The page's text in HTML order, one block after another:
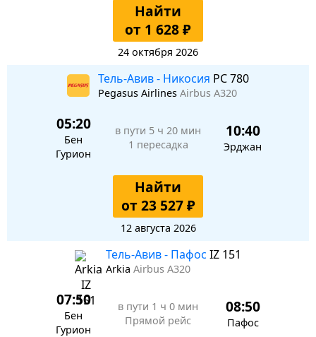
Найти
от 1 628 ₽
24 октября 2026
Тель-Авив - Никосия PC 780
Pegasus Airlines Airbus A320
05:20
Бен
Гурион
в пути 5 ч 20 мин
1 пересадка
10:40
Эрджан
Найти
от 23 527 ₽
12 августа 2026
Тель-Авив - Пафос IZ 151
Arkia Airbus A320
07:50
Бен
Гурион
в пути 1 ч 0 мин
Прямой рейс
08:50
Пафос